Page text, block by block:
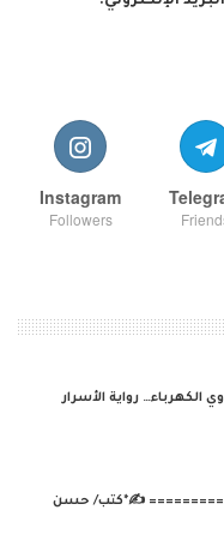
Instagram
Followers
الكهرباء… رواية الأسرار
✍️*كتب/ حسن